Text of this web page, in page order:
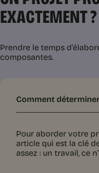
EXACTEMENT ?
Prendre le temps
composantes.
Comment
Pour aborder votre
article qui est la clé
assez : un travail, ce